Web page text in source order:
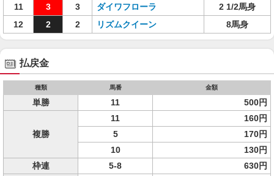
11
3 3 ダイワフローラ
2 1/2馬身
12
2 2 リズムクイーン 8馬身
払戻金
種類 馬番 金額
単勝 11 500円
複勝
11
160円
5
170円
10
130円
枠連
5-8
630円